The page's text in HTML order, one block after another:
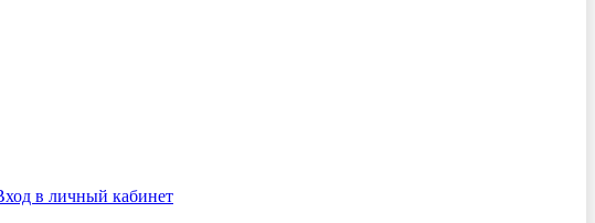
в личный кабинет